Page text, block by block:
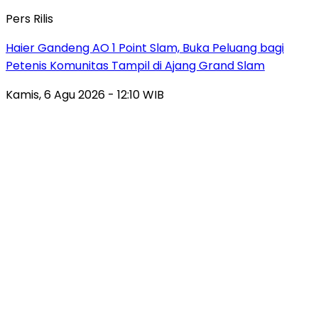
Pers Rilis
Haier Gandeng AO 1 Point Slam, Buka Peluang bagi
Petenis Komunitas Tampil di Ajang Grand Slam
Kamis, 6 Agu 2026 - 12:10 WIB